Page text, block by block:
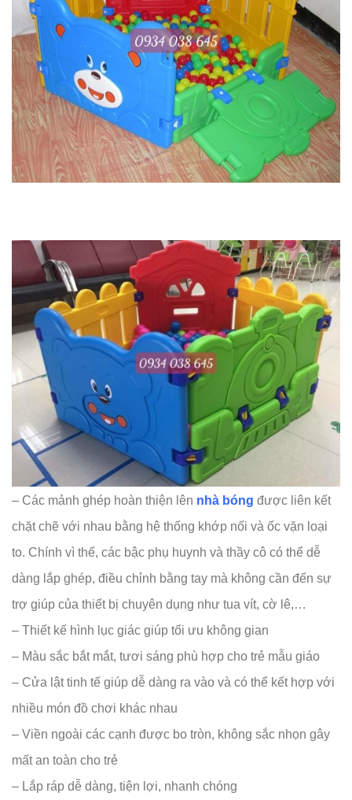
– Các mảnh ghép hoàn thiện lên nhà bóng được liên kết
chặt chẽ với nhau bằng hệ thống khớp nối và ốc vặn loại
to. Chính vì thế, các bậc phụ huynh và thầy cô có thể dễ
dàng lắp ghép, điều chỉnh bằng tay mà không cần đến sự
trợ giúp của thiết bị chuyên dụng như tua vít, cờ lê,…
– Thiết kế hình lục giác giúp tối ưu không gian
– Màu sắc bắt mắt, tươi sáng phù hợp cho trẻ mẫu giáo
– Cửa lật tinh tế giúp dễ dàng ra vào và có thể kết hợp với
nhiều món đồ chơi khác nhau
– Viền ngoài các cạnh được bo tròn, không sắc nhọn gây
mất an toàn cho trẻ
– Lắp ráp dễ dàng, tiện lợi, nhanh chóng